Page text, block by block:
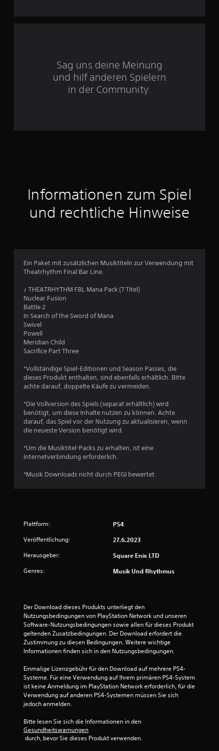
t
a
B
w
e
e
Sag uns deine Meinung
und hilf anderen Spielern
in der Community.
Informationen zum Spiel
und rechtliche Hinweise
Ein Paket mit zusätzlichen Musiktiteln zur Verwendung mit
Theatrhythm Final Bar Line.
♪ THEATRHYTHM FBL Mana Pack (7 Titel)
Nuclear Fusion
Battle 2
In Search of the Sword of Mana
Swivel
Powell
Meridian Child
Sacrifice Part Three
*Vollständige Spiel-Editionen und Season Passes, die
dieses Produkt enthalten, sind ebenfalls erhältlich. Bitte
achte darauf, doppelte Käufe zu vermeiden.
*Die Vollversion des Spiels (separat erhältlich) wird
benötigt, um diese Inhalte nutzen zu können. Achte
darauf, das Spiel vor der Nutzung zu aktualisieren, wenn
die neueste Version benötigt wird.
*Um die Musiktitel-Packs zu erhalten, ist eine
Internetverbindung erforderlich.
*Musik Downloads nicht durch PEGI bewertet.
Plattform: PS4
Veröffentlichung: 27.6.2023
Herausgeber: Square Enix LTD
Genres: Musik Und Rhythmus
Der Download dieses Produkts unterliegt den
Nutzungsbedingungen von PlayStation Network und unseren
Software-Nutzungsbedingungen sowie allen für dieses Produkt
geltenden Zusatzbedingungen. Der Download erfordert die
Zustimmung zu diesen Bedingungen. Weitere wichtige
Informationen finden sich in den Nutzungsbedingungen.
Einmalige Lizenzgebühr für den Download auf mehrere PS4-
Systeme. Für eine Verwendung auf Ihrem primären PS4-System
ist keine Anmeldung im PlayStation Network erforderlich, für die
Verwendung auf anderen PS4-Systemen müssen Sie sich
jedoch anmelden.
Bitte lesen Sie sich die Informationen in den
Gesundheitswarnungen
durch, bevor Sie dieses Produkt verwenden.